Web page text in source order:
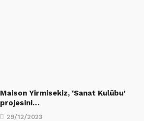
Maison Yirmisekiz, ‘Sanat Kulübu’
projesini…
29/12/2023